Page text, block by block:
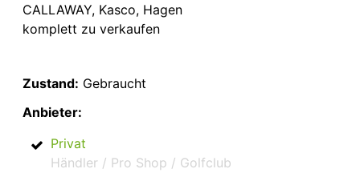
CALLAWAY, Kasco, Hagen
komplett zu verkaufen
Zustand: Gebraucht
Anbieter:
Privat
Händler / Pro Shop / Golfclub